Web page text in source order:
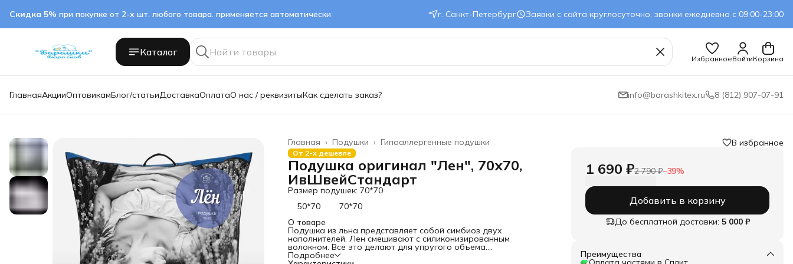
Скидка 5% при покупке от 2-х шт. любого товара. применяется автоматически г. Санкт-Петербург Заявки с сайта круглосуточно, звонки ежедневно с 09:00-23:00
Каталог
ИзбранноеВойтиКорзина
ГлавнаяАкцииОптовикамБлог/статьиДоставкаОплатаО нас / реквизитыКак сделать заказ? info@barashkitex.ru 8 (812) 907-07-91
Гипоаллергенные подушки
Подушки ›
Главная ›
От 2-х дешевле
Подушка оригинал "Лен", 70х70,
ИвШвейСтандарт
Размер подушек: 70*70
50*70
70*70
О товаре
Подушка из льна представляет собой симбиоз двух
наполнителей. Лен смешивают с силиконизированным
волокном. Все это делают для упругого объема.
Силиконизированное волокно полностью гипоаллергенно и не
Подробнее
В избранное
1 690 ₽2 790 ₽−39%
Добавить в корзину
До бесплатной доставки: 5 000 ₽
Преимущества